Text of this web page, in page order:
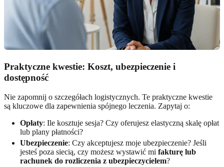
Praktyczne kwestie: Koszt, ubezpieczenie i
dostępność
Nie zapomnij o szczegółach logistycznych. Te praktyczne kwestie
są kluczowe dla zapewnienia spójnego leczenia. Zapytaj o:
Opłaty: Ile kosztuje sesja? Czy oferujesz elastyczną skalę opłat
lub plany płatności?
Ubezpieczenie: Czy akceptujesz moje ubezpieczenie? Jeśli
jesteś poza siecią, czy możesz wystawić mi fakturę lub
rachunek do rozliczenia z ubezpieczycielem?